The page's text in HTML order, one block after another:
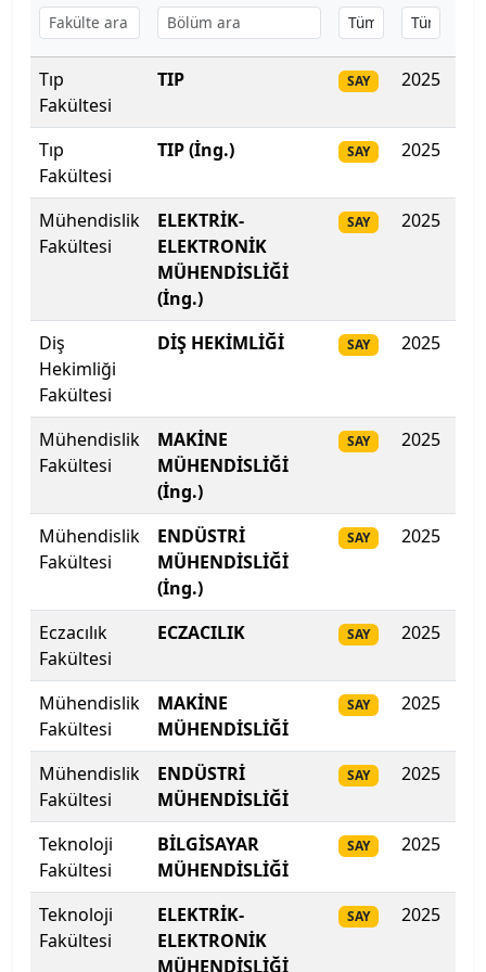
Başkent Üniversitesi
Başkent Üniversitesi
Başkent Üniversitesi
Batman Üniversitesi
Bayburt Üniversitesi
Beykoz Üniversitesi
Bezm-İ Alem Vakıf Üniversitesi
Bilecik Şeyh Edebali Üniversitesi
Bingöl Üniversitesi
Biruni Üniversitesi
Bitlis Eren Üniversitesi
Boğaziçi Üniversitesi
Bolu Abant İzzet Baysal Üniversitesi
Burdur Mehmet Akif Ersoy Üniversitesi
Bursa Teknik Üniversitesi
Bursa Uludağ Üniversitesi
Çağ Üniversitesi
Çanakkale Onsekiz Mart Üniversitesi
Tıp
Fakültesi
TIP SAY 2025
Tıp
Fakültesi
TIP (İng.) SAY 2025
Mühendislik
Fakültesi
ELEKTRİK-
ELEKTRONİK
MÜHENDİSLİĞİ
(İng.)
SAY 2025
Diş
Hekimliği
Fakültesi
DİŞ HEKİMLİĞİ SAY 2025
Mühendislik
Fakültesi
MAKİNE
MÜHENDİSLİĞİ
(İng.)
SAY 2025
Mühendislik
Fakültesi
ENDÜSTRİ
MÜHENDİSLİĞİ
(İng.)
SAY 2025
Eczacılık
Fakültesi
ECZACILIK SAY 2025
Mühendislik
Fakültesi
MAKİNE
MÜHENDİSLİĞİ
SAY 2025
Mühendislik
Fakültesi
ENDÜSTRİ
MÜHENDİSLİĞİ
SAY 2025
Teknoloji
Fakültesi
BİLGİSAYAR
MÜHENDİSLİĞİ
SAY 2025
Teknoloji
Fakültesi
ELEKTRİK-
ELEKTRONİK
MÜHENDİSLİĞİ
SAY 2025